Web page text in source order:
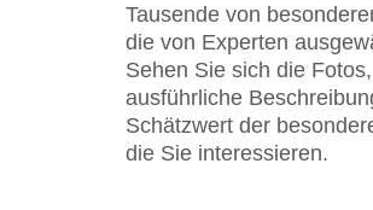
Tausende von
die von Experten
Sehen Sie sich die
ausführliche
Schätzwert der
die Sie interessieren.